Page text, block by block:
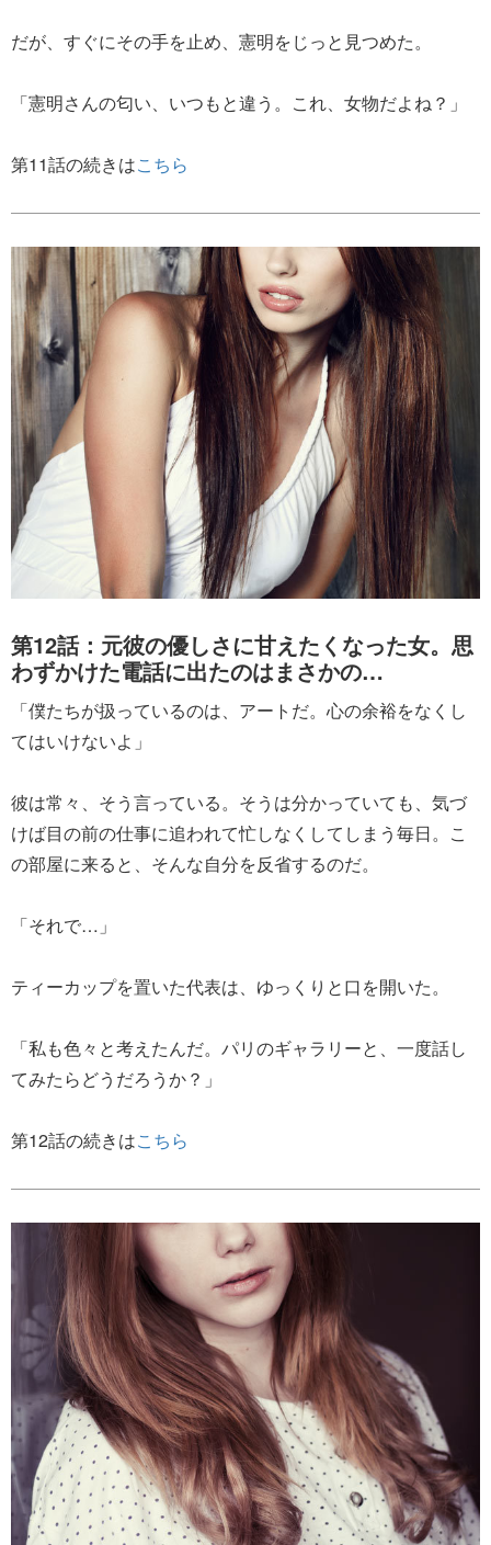
だが、すぐにその手を止め、憲明をじっと見つめた。
「憲明さんの匂い、いつもと違う。これ、女物だよね？」
第11話の続きはこちら
第12話：元彼の優しさに甘えたくなった女。思
わずかけた電話に出たのはまさかの…
「僕たちが扱っているのは、アートだ。心の余裕をなくし
てはいけないよ」
彼は常々、そう言っている。そうは分かっていても、気づ
けば目の前の仕事に追われて忙しなくしてしまう毎日。こ
の部屋に来ると、そんな自分を反省するのだ。
「それで…」
ティーカップを置いた代表は、ゆっくりと口を開いた。
「私も色々と考えたんだ。パリのギャラリーと、一度話し
てみたらどうだろうか？」
第12話の続きはこちら